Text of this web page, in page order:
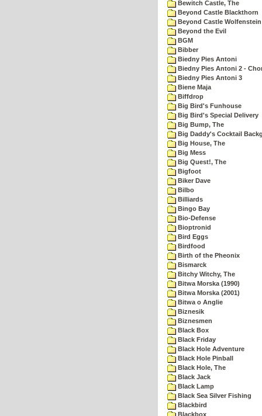
Bewitch Castle, The
Beyond Castle Blackthorn
Beyond Castle Wolfenstein
Beyond the Evil
BGM
Bibber
Biedny Pies Antoni
Biedny Pies Antoni 2 -
Biedny Pies Antoni 3
Biene Maja
Biffdrop
Big Bird's Funhouse
Big Bird's Special Delivery
Big Bump, The
Big Daddy's Cocktail
Big House, The
Big Mess
Big Quest!, The
Bigfoot
Biker Dave
Bilbo
Billiards
Bingo Bay
Bio-Defense
Bioptronid
Bird Eggs
Birdfood
Birth of the Pheonix
Bismarck
Bitchy Witchy, The
Bitwa Morska (1990)
Bitwa Morska (2001)
Bitwa o Anglie
Biznesik
Biznesmen
Black Box
Black Friday
Black Hole Adventure
Black Hole Pinball
Black Hole, The
Black Jack
Black Lamp
Black Sea Silver Fishing
Blackbird
Blackbox